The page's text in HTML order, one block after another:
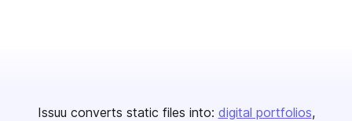
Issuu converts static files into: digital portfolios